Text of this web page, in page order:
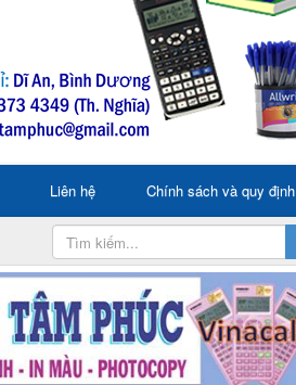
Liên hệ Chính sách và quy định